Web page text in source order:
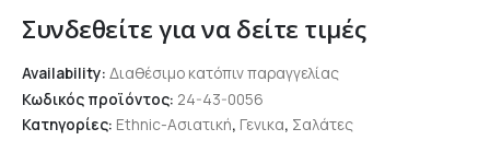
Συνδεθείτε για να δείτε τιμές
Availability: Διαθέσιμο κατόπιν παραγγελίας
Κωδικός προϊόντος: 24-43-0056
Κατηγορίες: Ethnic-Ασιατική, Γενικα, Σαλάτες